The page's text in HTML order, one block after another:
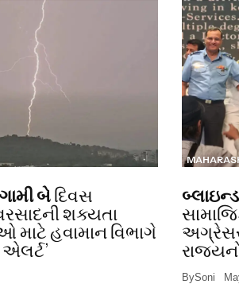
બેદિવસ
શક્યતા
માટે હવામાન વિભાગે
અગ્રેસર
BySoni